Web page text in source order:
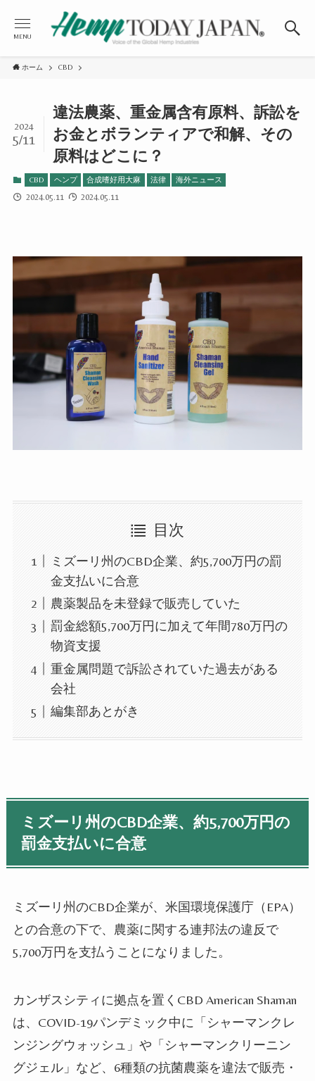
MENU
ホーム CBD
違法農薬、重金属含有原料、訴訟を
お金とボランティアで和解、その
原料はどこに？
2024
5/11
CBD ヘンプ 合成嗜好用大麻 法律 海外ニュース
2024.05.11 2024.05.11
目次
ミズーリ州のCBD企業、約5,700万円の罰
金支払いに合意
農薬製品を未登録で販売していた
罰金総額5,700万円に加えて年間780万円の
物資支援
重金属問題で訴訟されていた過去がある
会社
編集部あとがき
ミズーリ州のCBD企業、約5,700万円の
罰金支払いに合意
ミズーリ州のCBD企業が、米国環境保護庁（ EPA）
との合意の下で、農薬に関する連邦法の違反で
5,700万円を支払うことになりました。
カンザスシティに拠点を置く CBD American Shaman
は、 COVID-19パンデミック中に「シャーマンクレ
ンジングウォッシュ」や「シャーマンクリーニン
グジェル」など、 6種類の抗菌農薬を違法で販売・